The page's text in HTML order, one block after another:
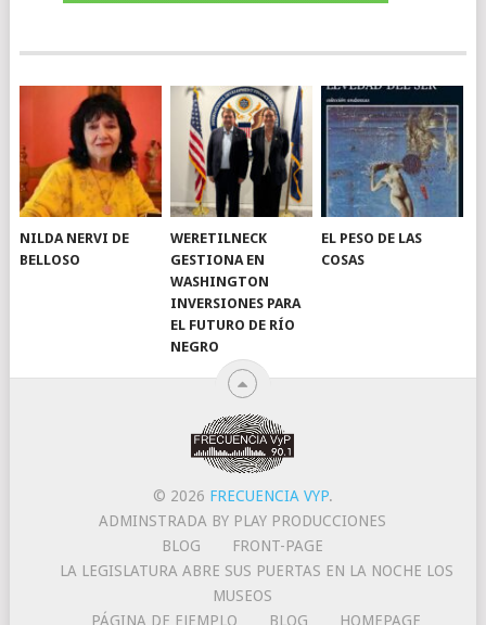
NILDA NERVI DE
BELLOSO
WERETILNECK
GESTIONA EN
WASHINGTON
INVERSIONES PARA
EL FUTURO DE RÍO
NEGRO
EL PESO DE LAS
COSAS
© 2026 FRECUENCIA VYP.
ADMINSTRADA BY PLAY PRODUCCIONES
BLOG
FRONT-PAGE
LA LEGISLATURA ABRE SUS PUERTAS EN LA NOCHE LOS
MUSEOS
PÁGINA DE EJEMPLO
BLOG HOMEPAGE